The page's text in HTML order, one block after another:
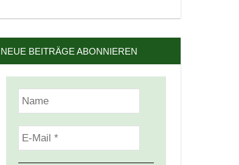
NEUE BEITRÄGE ABONNIEREN